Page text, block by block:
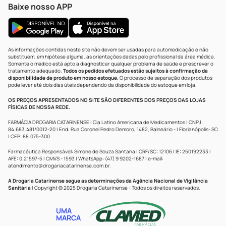
Baixe nosso APP
As informações contidas neste site não devem ser usadas para automedicação e não
substituem, em hipótese alguma, as orientações dadas pelo profissional da área médica.
Somente o médico está apto a diagnosticar qualquer problema de saúde e prescrever o
tratamento adequado. Todos os pedidos efetuados estão sujeitos à confirmação da
disponibilidade de produto em nosso estoque.O processo de separação dos produtos
pode levar até dois dias úteis dependendo da disponibilidade do estoque em loja.
OS PREÇOS APRESENTADOS NO SITE SÃO DIFERENTES DOS PREÇOS DAS LOJAS
FÍSICAS DE NOSSA REDE.
FARMÁCIA DROGARIA CATARINENSE | Cia Latino Americana de Medicamentos | CNPJ:
84.683.481/0012-20 | End: Rua Coronel Pedro Demoro, 1482, Balneário - | Florianópolis- SC
| CEP: 88.075-300
Farmacêutica Responsável: Simone de Souza Santana | CRF/SC: 12106 | IE: 250192233 |
AFE: 0.21597-5 | CMVS - 1593 | WhatsApp: (47) 9 9202-1687 | e-mail:
atendimento@drogariacatarinense.com.br.
A Drogaria Catarinense segue as determinações da Agência Nacional de Vigilância
Sanitária | Copyright © 2025 Drogaria Catarinense - Todos os direitos reservados.
UMA
MARCA